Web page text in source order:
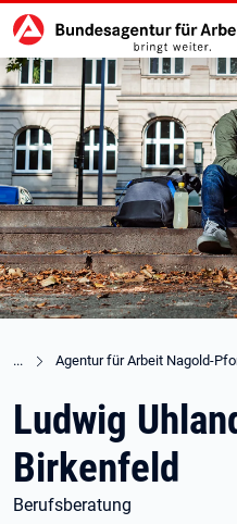
zu den Hauptinhalten springen
Agentur für Arbeit Nagold-
Ludwig
Birkenfeld
Berufsberatung